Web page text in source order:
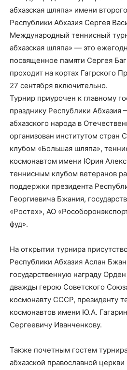
абхазская шляпа» имени
Республики Абхазия Сергея
Международный теннисный
абхазская шляпа» — это
посвященное памяти Сергея
проходит на кортах Гагрского
27 сентября включительно.
Турнир приурочен к главному
празднику Республики
абхазского народа в
организован институтом стран
клубом «Большая шляпа»,
космонавтом имени Юрия
теннисным клубом ветеранов
поддержки президента
Георгиевича Бжания,
«Ростех», АО
фуд».
На открытии турнира
Республики Абхазия Аслан
государственную награду
дважды герою Советского
космонавту СССР, президенту
космонавтов имени Ю.А.
Сергеевичу Иванченкову.
Также почетным гостем
абхазской православной